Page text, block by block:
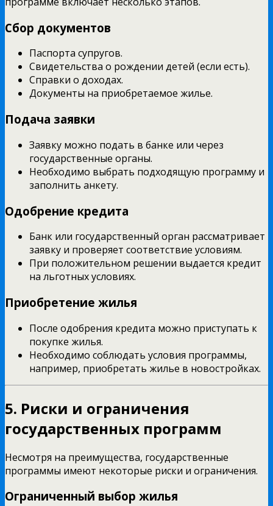
Сбор документов
Паспорта супругов.
Свидетельства о рождении детей (если есть).
Справки о доходах.
Документы на приобретаемое жилье.
Подача заявки
Заявку можно подать в банке или через
государственные органы.
Необходимо выбрать подходящую программу и
заполнить анкету.
Одобрение кредита
Банк или государственный орган рассматривает
заявку и проверяет соответствие условиям.
При положительном решении выдается кредит
на льготных условиях.
Приобретение жилья
После одобрения кредита можно приступать к
покупке жилья.
Необходимо соблюдать условия программы,
например, приобретать жилье в новостройках.
5. Риски и ограничения
государственных программ
Несмотря на преимущества, государственные
программы имеют некоторые риски и ограничения.
Ограниченный выбор жилья